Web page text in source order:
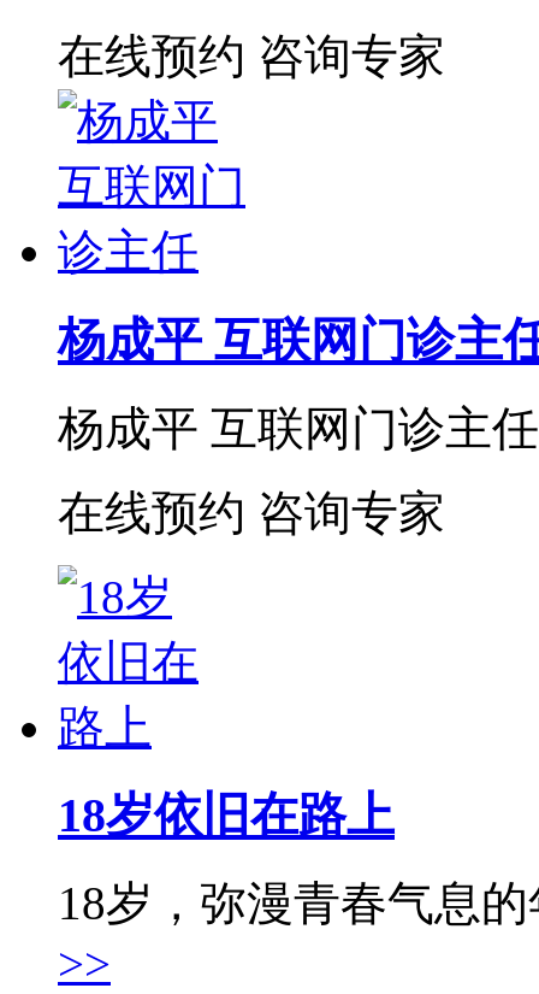
在线预约 咨询专家
杨成平 互联网门诊主
杨成平 互联网门诊主
在线预约 咨询专家
18岁依旧在路上
18岁，弥漫青春气息
>>